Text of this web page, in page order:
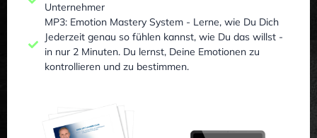
Unternehmer
MP3: Emotion Mastery System - Lerne, wie Du Dich
Jederzeit genau so fühlen kannst, wie Du das willst -
in nur 2 Minuten. Du lernst, Deine Emotionen zu
kontrollieren und zu bestimmen.